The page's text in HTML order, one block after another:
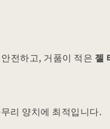
전하고, 거품이 적은 젤
리 양치에 최적입니다.